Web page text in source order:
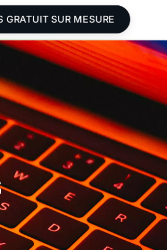
GRATUIT SUR MESURE